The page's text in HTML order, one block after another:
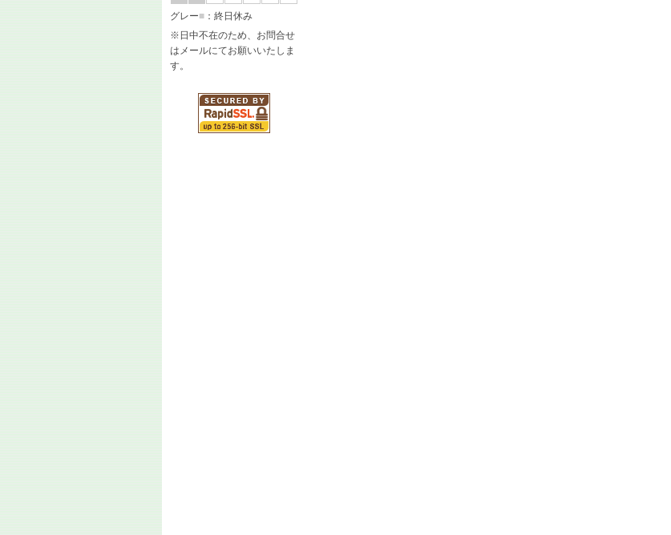
グレー■ ：終日休み
※日中不在のため、お問合せ
はメールにてお願いいたしま
す。